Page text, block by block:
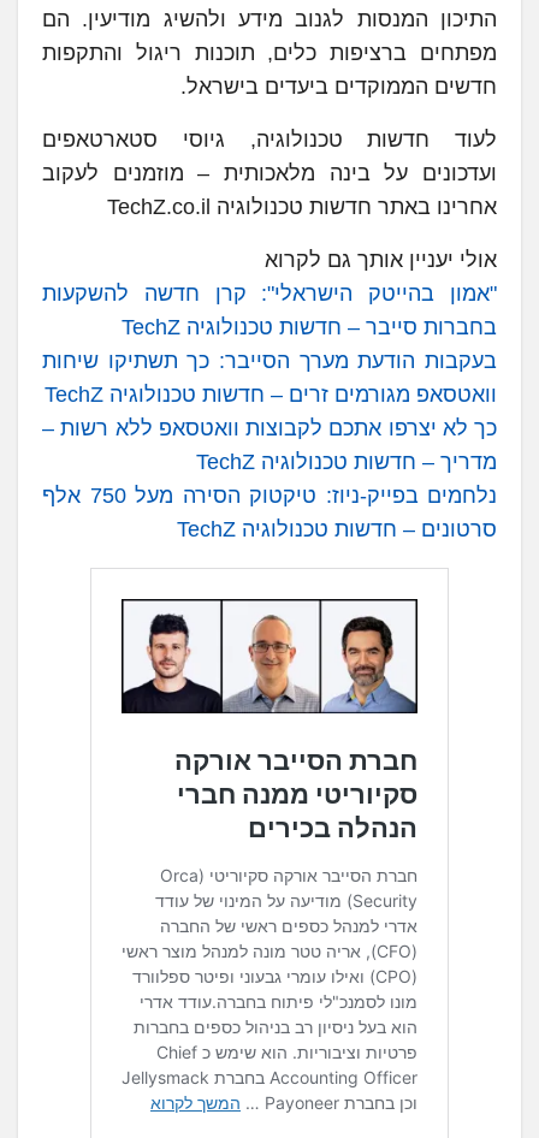
התיכון המנסות לגנוב מידע ולהשיג מודיעין. הם
מפתחים ברציפות כלים, תוכנות ריגול והתקפות
חדשים הממוקדים ביעדים בישראל.
לעוד חדשות טכנולוגיה, גיוסי סטארטאפים
ועדכונים על בינה מלאכותית – מוזמנים לעקוב
אחרינו באתר חדשות טכנולוגיה TechZ.co.il
אולי יעניין אותך גם לקרוא
"אמון בהייטק הישראלי": קרן חדשה להשקעות
בחברות סייבר – חדשות טכנולוגיה TechZ
בעקבות הודעת מערך הסייבר: כך תשתיקו שיחות
וואטסאפ מגורמים זרים – חדשות טכנולוגיה TechZ
כך לא יצרפו אתכם לקבוצות וואטסאפ ללא רשות –
מדריך – חדשות טכנולוגיה TechZ
נלחמים בפייק-ניוז: טיקטוק הסירה מעל 750 אלף
סרטונים – חדשות טכנולוגיה TechZ